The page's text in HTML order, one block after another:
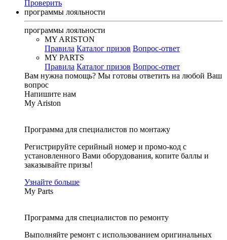
Проверить
программы лояльности
программы лояльности
MY ARISTON
Правила Каталог призов Вопрос-ответ
MY PARTS
Правила Каталог призов Вопрос-ответ
Вам нужна помощь? Мы готовы ответить на любой Ваш
вопрос
Напишите нам
My Ariston
Программа для специалистов по монтажу
Регистрируйте серийный номер и промо-код с
установленного Вами оборудования, копите баллы и
заказывайте призы!
Узнайте больше
My Parts
Программа для специалистов по ремонту
Выполняйте ремонт с использованием оригинальных